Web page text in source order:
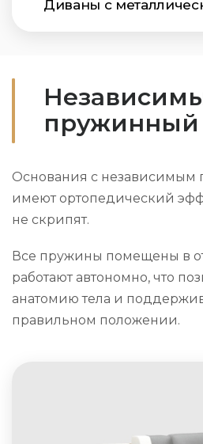
Диваны с
пружинный
Основания с
имеют ортопедический
не скрипят.
Все пружины помещены в
работают автономно, что
анатомию тела и
правильном положении.